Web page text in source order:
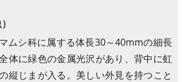
ムシ科に属する体長30～40mmの細長
体に緑色の金属光沢があり、背中に虹
縦じまが入る。美しい外見を持つこと